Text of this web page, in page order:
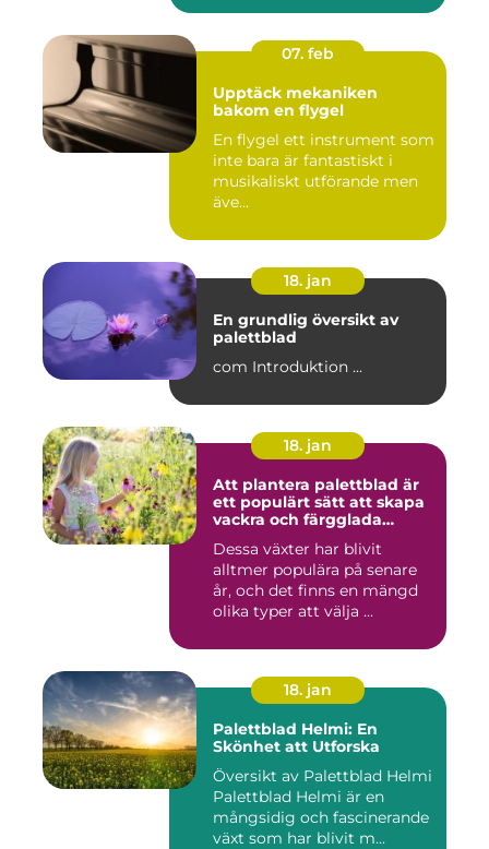
07. feb
Upptäck mekaniken
bakom en flygel
En flygel ett instrument som
inte bara är fantastiskt i
musikaliskt utförande men
äve...
18. jan
En grundlig översikt av
palettblad
com Introduktion ...
18. jan
Att plantera palettblad är
ett populärt sätt att skapa
vackra och färgglada
inomhusmiljöer
Dessa växter har blivit
alltmer populära på senare
år, och det finns en mängd
olika typer att välja ...
18. jan
Palettblad Helmi: En
Skönhet att Utforska
Översikt av Palettblad Helmi
Palettblad Helmi är en
mångsidig och fascinerande
växt som har blivit m...